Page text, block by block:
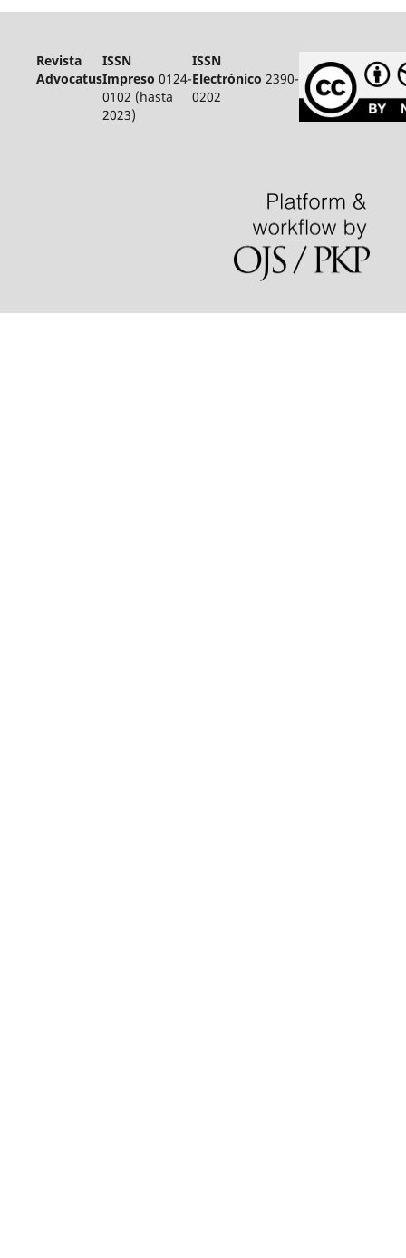
Revista
Advocatus
ISSN
Impreso 0124-
0102 (hasta
2023)
ISSN
Electrónico 2390-
0202